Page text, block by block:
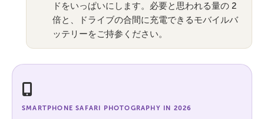
ドをいっぱいにします。必要と思われる量の 2
倍と、ドライブの合間に充電できるモバイルバ
ッテリーをご持参ください。
SMARTPHONE SAFARI PHOTOGRAPHY IN 2026